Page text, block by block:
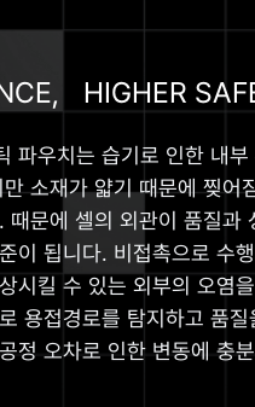
HIGHER
파우치는 습기로 인한 내
소재가 얇기 때문에 찢어
때문에 셀의 외관이 품질과
이 됩니다. 비접촉으로 수
시킬 수 있는 외부의 오염
용접경로를 탐지하고 품질
정 오차로 인한 변동에 충